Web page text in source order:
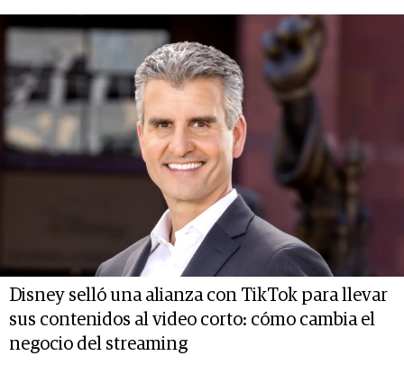
Disney selló una alianza con TikTok para llevar
sus contenidos al video corto: cómo cambia el
negocio del streaming